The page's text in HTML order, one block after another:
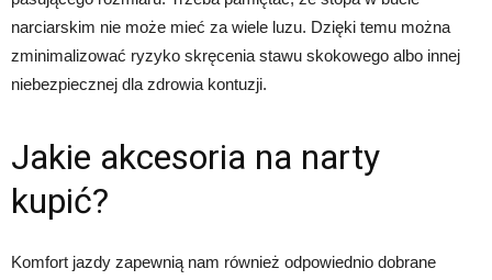
narciarskim nie może mieć za wiele luzu. Dzięki temu można
zminimalizować ryzyko skręcenia stawu skokowego albo innej
niebezpiecznej dla zdrowia kontuzji.
Jakie akcesoria na narty
kupić?
Komfort jazdy zapewnią nam również odpowiednio dobrane